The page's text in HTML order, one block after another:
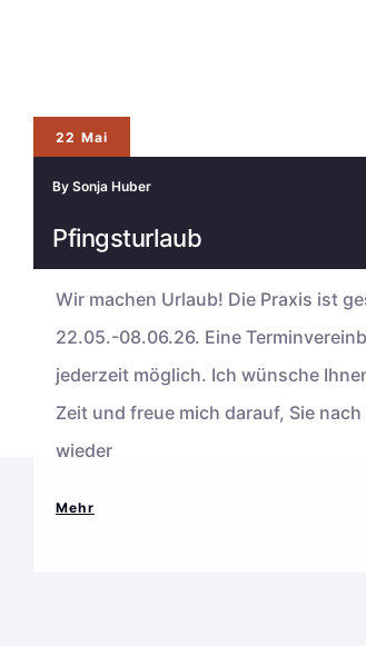
22 Mai
By Sonja Huber
Pfingsturlaub
Wir machen Urlaub! Die Praxis ist
22.05.-08.06.26. Eine
jederzeit möglich. Ich wünsche
Zeit und freue mich darauf, Sie
wieder
MehrPfingsturlaub